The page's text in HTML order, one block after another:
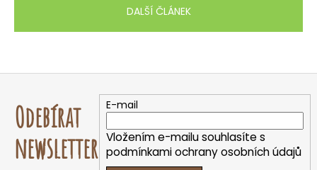
DALŠÍ ČLÁNEK
Odebírat
newsletter
E-mail
Vložením e-mailu souhlasíte s
podmínkami ochrany osobních údajů